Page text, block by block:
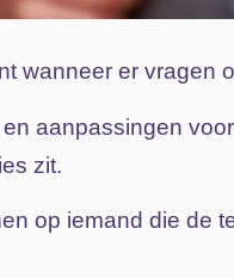
wanneer er vragen
aanpassingen
zit.
op iemand die de